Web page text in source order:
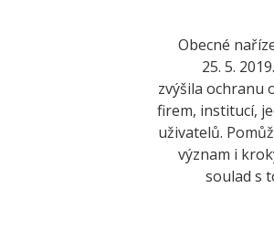
Obecné
25. 5.
zvýšila ochranu
firem, institucí,
uživatelů.
význam i
soulad s